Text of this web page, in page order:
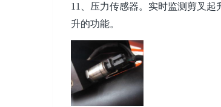
11、压力传感器。实时监测剪叉
升的功能。